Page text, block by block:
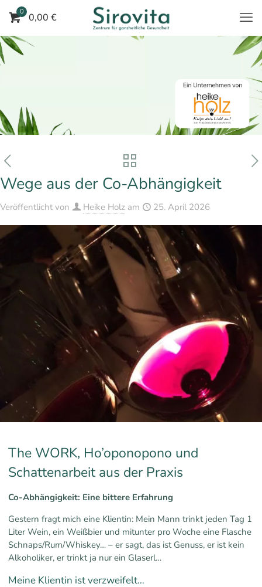
0 0,00 €
Wege aus der Co-Abhängigkeit
Veröffentlicht von Heike Holz am 25. April 2026
The WORK, Ho’oponopono und
Schattenarbeit aus der Praxis
Co-Abhängigkeit: Eine bittere Erfahrung
Gestern fragt mich eine Klientin: Mein Mann trinkt jeden Tag 1
Liter Wein, ein Weißbier und mitunter pro Woche eine Flasche
Schnaps/Rum/Whiskey… – er sagt, das ist Genuss, er ist kein
Alkoholiker, er trinkt ja nur ein Glaserl…
Meine Klientin ist verzweifelt…